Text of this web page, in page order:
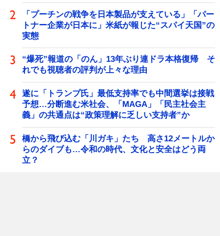
「プーチンの戦争を日本製品が支えている」「パー
トナー企業が日本に」米紙が報じた“スパイ天国”の
実態
“爆死”報道の「のん」13年ぶり連ドラ本格復帰 そ
れでも視聴者の評判が上々な理由
遂に「トランプ氏」最低支持率でも中間選挙は接戦
予想…分断進む米社会、「MAGA」「民主社会主
義」の共通点は“政策理解に乏しい支持者”か
橋から飛び込む「川ガキ」たち 高さ12メートルか
らのダイブも…令和の時代、文化と安全はどう両
立？